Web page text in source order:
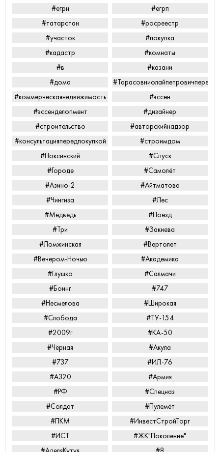
#егрн
#егрп
#татарстан
#росреестр
#участок
#покупка
#кадастр
#комнаты
#в
#казани
#дома
#коммерческаянедвижимость
#эссен
#эссенделопмент
#дизайнер
#строительство
#авторскийнадзор
#консультацияпередпокупкой
#строимдом
#Ноксинский
#Спуск
#Городе
#Самолёт
#Азино-2
#Айтматова
#Чингиза
#Лес
#Медведь
#Поезд
#Три
#Закиева
#Ломжинская
#Вертолёт
#Вечером-Ночью
#Академика
#Глушко
#Салмачи
#Боинг
#747
#Несмелова
#Широкая
#Слобода
#ТУ-154
#2009г
#КА-50
#Чёрная
#Акула
#737
#ИЛ-76
#А320
#Армия
#РФ
#Спецназ
#Солдат
#Пулемёт
#ПКМ
#ИнвестСтройТорг
#ИСТ
#ЖК"Поколение"